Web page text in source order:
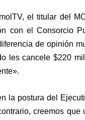
el titular del
con el Consorcio
de opinión
les cancele $220
la postura del
creemos